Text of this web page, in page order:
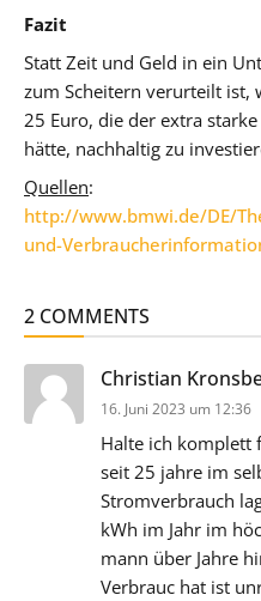
Fazit
Statt Zeit und Geld in ein
zum Scheitern verurteilt ist,
25 Euro, die der extra
hätte, nachhaltig zu
Quellen:
http://www.bmwi.de/DE/
und-
2 COMMENTS
Christian
16. Juni 2023 um 12:36
Halte ich komplett
seit 25 jahre im
Stromverbrauch
kWh im Jahr im
mann über Jahre
Verbrauc hat ist